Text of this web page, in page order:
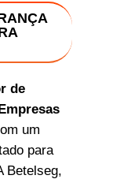
de
um
para
Betelseg,